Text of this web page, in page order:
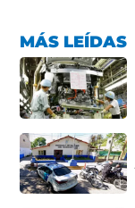
MÁS LEÍDAS